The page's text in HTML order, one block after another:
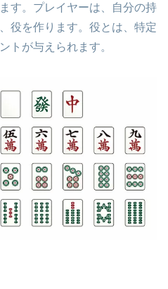
す。プレイヤーは、自分の持
役を作ります。役とは、特定
トが与えられます。